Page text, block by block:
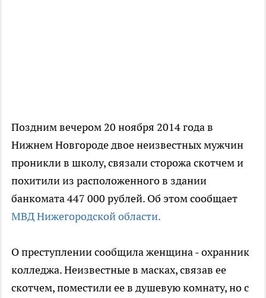
Поздним вечером 20 ноября 2014 года в
Нижнем Новгороде двое неизвестных мужчин
проникли в школу, связали сторожа скотчем и
похитили из расположенного в здании
банкомата 447 000 рублей. Об этом сообщает
МВД Нижегородской области.
О преступлении сообщила женщина - охранник
колледжа. Неизвестные в масках, связав ее
скотчем, поместили ее в душевую комнату, но с